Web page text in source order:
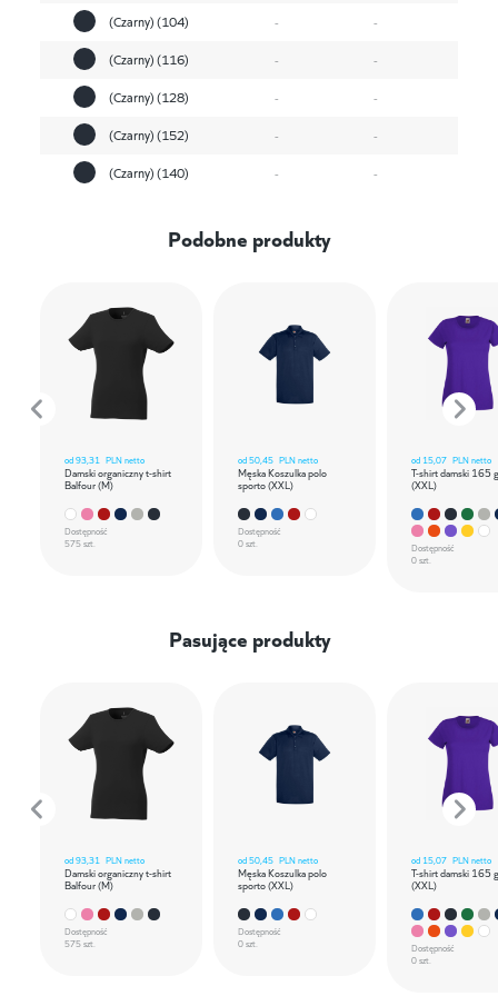
(Czarny) (104) -
-
(Czarny) (116)
-
-
(Czarny) (128)
-
-
(Czarny) (152)
-
-
(Czarny) (140)
- -
Podobne produkty
od93,31 PLN netto
Damski organiczny t-shirt
Balfour (M)
Dostępność
575 szt.
od50,45 PLN netto
Męska Koszulka polo
sporto (XXL)
Dostępność
0 szt.
od 15,07 PLN netto
T-shirt damski 165
(XXL)
Dostępność
0 szt.
Pasujące produkty
od93,31 PLN netto
Damski organiczny t-shirt
Balfour (M)
Dostępność
575 szt.
od50,45 PLN netto
Męska Koszulka polo
sporto (XXL)
Dostępność
0 szt.
od 15,07 PLN netto
T-shirt damski 165
(XXL)
Dostępność
0 szt.